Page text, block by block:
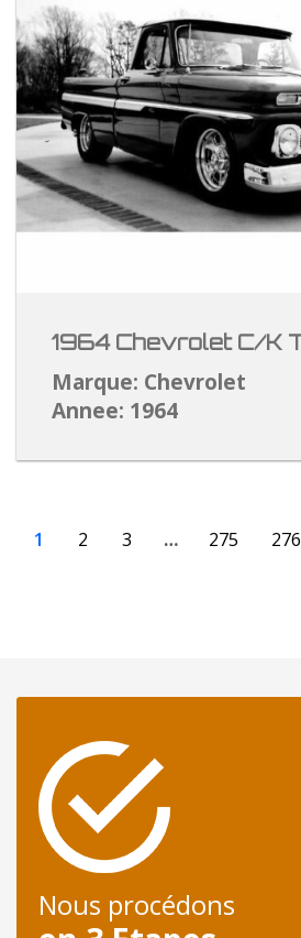
1964 Chevrolet C/K
Marque: Chevrolet
Annee: 1964
1 2 3 … 275 276
Nous procédons